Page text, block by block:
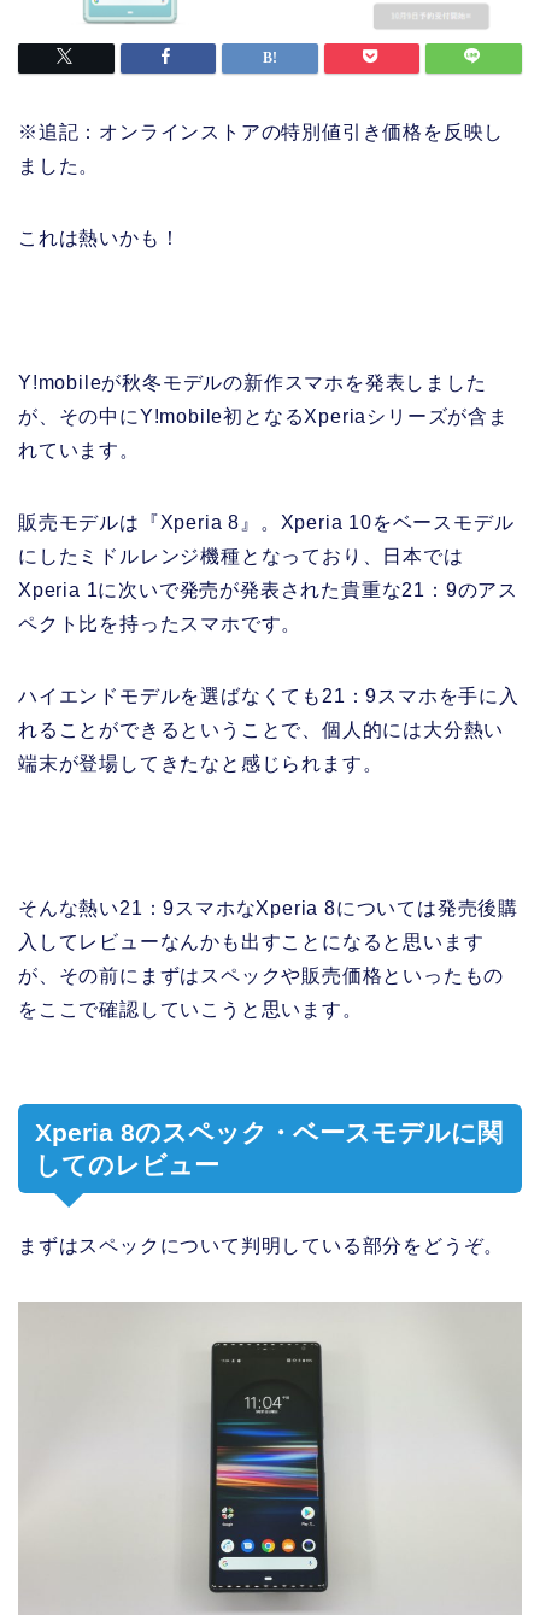
※追記：オンラインストアの特別値引き価格を反映し
ました。
これは熱いかも！
Y!mobileが秋冬モデルの新作スマホを発表しました
が、その中にY!mobile初となるXperiaシリーズが含ま
れています。
販売モデルは『Xperia 8』。Xperia 10をベースモデル
にしたミドルレンジ機種となっており、日本では
Xperia 1に次いで発売が発表された貴重な21：9のアス
ペクト比を持ったスマホです。
ハイエンドモデルを選ばなくても21：9スマホを手に入
れることができるということで、個人的には大分熱い
端末が登場してきたなと感じられます。
そんな熱い21：9スマホなXperia 8については発売後購
入してレビューなんかも出すことになると思います
が、その前にまずはスペックや販売価格といったもの
をここで確認していこうと思います。
Xperia 8のスペック・ベースモデルに関
してのレビュー
まずはスペックについて判明している部分をどうぞ。